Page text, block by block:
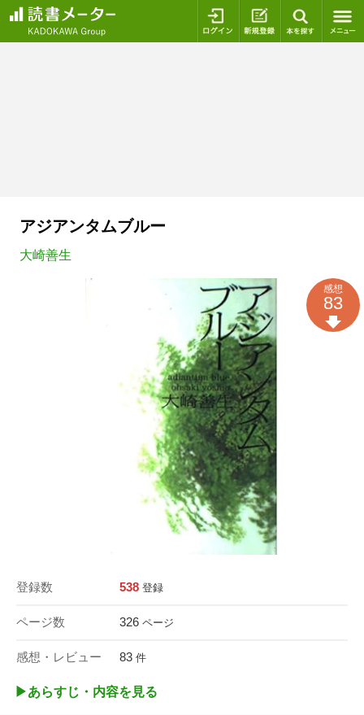
ログイン 新規登録
アジアンタムブルー
大崎善生
登録数 538 登録
ページ数 326 ページ
感想・レビュー 83 件
感想
83
▶︎あらすじ・内容を見る